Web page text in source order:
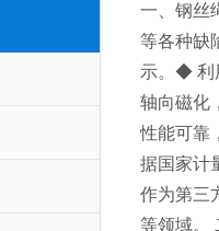
一、钢丝
等各种缺
示。 ◆ 利
轴向磁化
性能可靠
据国家计
作为第三
等领域。